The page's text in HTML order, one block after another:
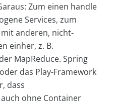
Zum einen handle
Services, zum
anderen, nicht-
einher, z. B.
MapReduce. Spring
das Play-Framework
dass
ohne Container